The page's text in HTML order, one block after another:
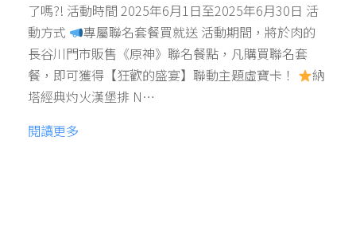
了嗎?! 活動時間 2025年6月1日至2025年6月30日 活
動方式
專屬聯名套餐買就送 活動期間，將於肉的
長谷川門市販售《原神》聯名餐點，凡購買聯名套
餐，即可獲得【狂歡的盛宴】聯動主題虛寶卡！
納
塔經典灼火漢堡排 N…
閱讀更多